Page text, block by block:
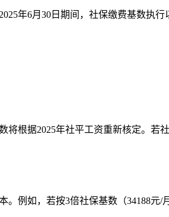
年6月30日期间，社保缴费基数执行
根据2025年社平工资重新核定。若
例如，若按3倍社保基数（34188元/